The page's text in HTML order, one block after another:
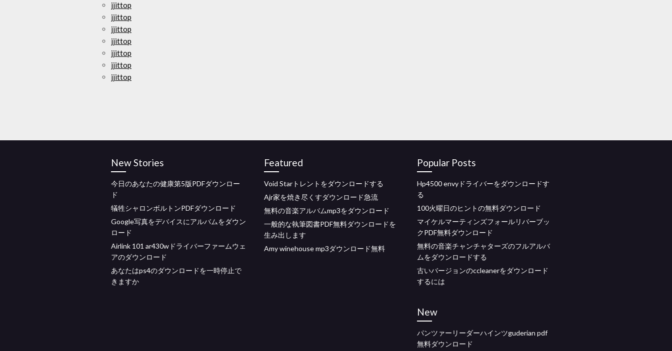
jjittop
jjittop
jjittop
jjittop
jjittop
jjittop
jjittop
New Stories
今日のあなたの健康第5版PDFダウンロー
ド
犠牲シャロンボルトンPDFダウンロード
Google写真をデバイスにアルバムをダウン
ロード
Airlink 101 ar430wドライバーファームウェ
アのダウンロード
あなたはps4のダウンロードを一時停止で
きますか
Featured
Void Starトレントをダウンロードする
Ajr家を焼き尽くすダウンロード急流
無料の音楽アルバムmp3をダウンロード
一般的な執筆図書PDF無料ダウンロードを
生み出します
Amy winehouse mp3ダウンロード無料
Popular Posts
Hp4500 envyドライバーをダウンロードす
る
100火曜日のヒントの無料ダウンロード
マイケルマーティンズフォールリバーブッ
クPDF無料ダウンロード
無料の音楽チャンチャターズのフルアルバ
ムをダウンロードする
古いバージョンのccleanerをダウンロード
するには
New
パンツァーリーダーハインツguderian pdf
無料ダウンロード